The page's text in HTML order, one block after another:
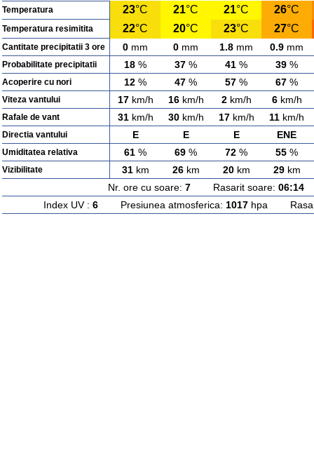
Temperatura 23°C 21°C 21°C 26°C
Temperatura resimitita 22°C 20°C 23°C 27°C
Cantitate precipitatii 3 ore 0 mm 0 mm 1.8 mm 0.9 mm
Probabilitate precipitatii 18 % 37 % 41 % 39 %
Acoperire cu nori 12 % 47 % 57 % 67 %
Viteza vantului 17km/h 16km/h 2km/h 6km/h
Rafale de vant 31km/h 30km/h 17km/h 11 km/h
Directia vantului E E E ENE
Umiditatea relativa 61 % 69 % 72 % 55 %
Vizibilitate 31km 26km 20km 29km
Nr. ore cu soare: 7Rasarit soare: 06:14
Index UV : 6Presiunea atmosferica: 1017hpa